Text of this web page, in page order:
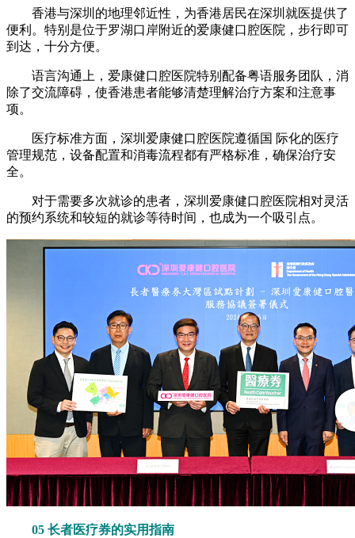
香港与深圳的地理邻近性，为香港居民在深圳就医提供了
便利。特别是位于罗湖口岸附近的爱康健口腔医院，步行即可
到达，十分方便。
语言沟通上，爱康健口腔医院特别配备粤语服务团队，消
除了交流障碍，使香港患者能够清楚理解治疗方案和注意事
项。
医疗标准方面，深圳爱康健口腔医院遵循国 际化的医疗
管理规范，设备配置和消毒流程都有严格标准，确保治疗安
全。
对于需要多次就诊的患者，深圳爱康健口腔医院相对灵活
的预约系统和较短的就诊等待时间，也成为一个吸引点。
05 长者医疗券的实用指南